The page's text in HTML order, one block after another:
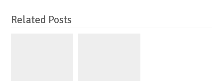
Related Posts